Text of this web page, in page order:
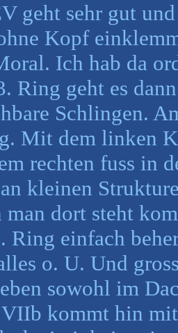
geht sehr gut
Kopf
Ich hab da
Ring geht es
Schlingen.
Mit dem linken
rechten fuss in
kleinen
man dort steht
Ring einfach
o. U. Und
sowohl im
VIIb kommt hin